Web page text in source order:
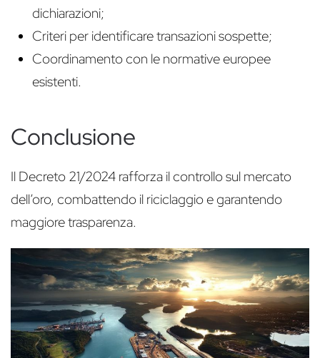
dichiarazioni;
Criteri per identificare transazioni sospette;
Coordinamento con le normative europee
esistenti.
Conclusione
Il Decreto 21/2024 rafforza il controllo sul mercato
dell’oro, combattendo il riciclaggio e garantendo
maggiore trasparenza.